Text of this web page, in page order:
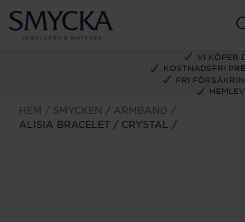
VI KÖPER
KOSTNADSFRI
FRI
HEM SMYCKEN
ARMBAND
ALISIA BRACELET / CRYSTAL